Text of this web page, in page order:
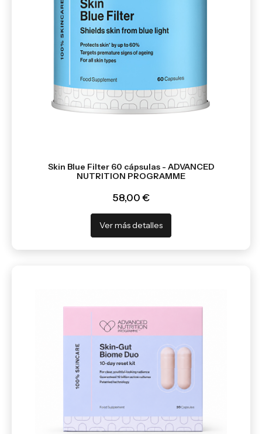
Skin Blue Filter 60 cápsulas - ADVANCED
NUTRITION PROGRAMME
58,00 €
Ver más detalles